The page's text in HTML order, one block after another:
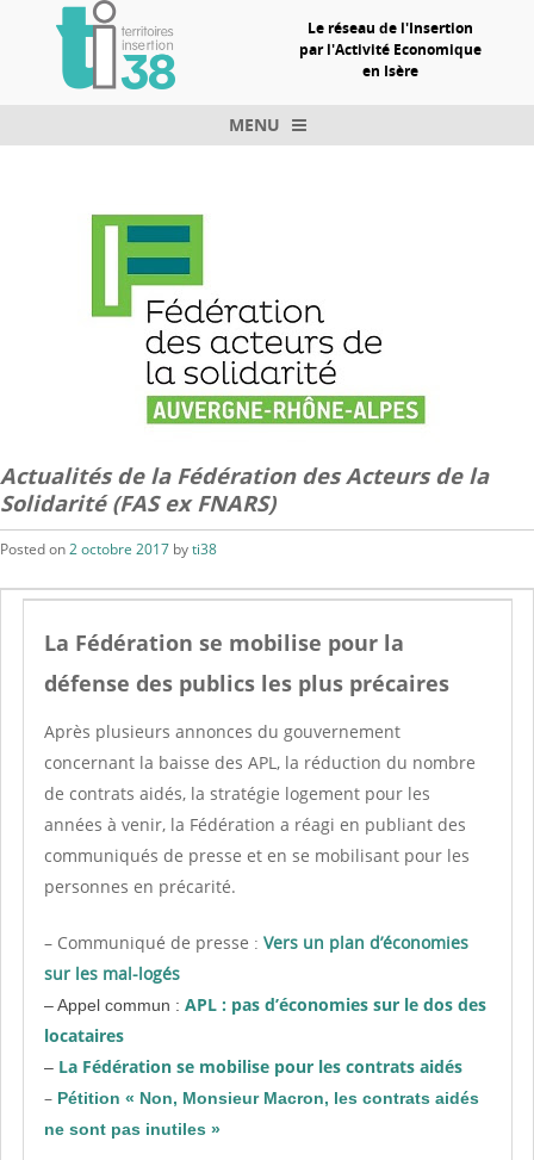
Le réseau de l'Insertion
par l'Activité Economique
en Isère
MENU
Actualités de la Fédération des Acteurs de la
Solidarité (FAS ex FNARS)
Posted on2 octobre 2017 byti38
La Fédération se mobilise pour la
défense des publics les plus précaires
Après plusieurs annonces du gouvernement
concernant la baisse des APL, la réduction du nombre
de contrats aidés, la stratégie logement pour les
années à venir, la Fédération a réagi en publiant des
communiqués de presse et en se mobilisant pour les
personnes en précarité.
– Communiqué de presse : Vers un plan d’économies
sur les mal-logés
– Appel commun : APL : pas d’économies sur le dos des
locataires
– La Fédération se mobilise pour les contrats aidés
– Pétition « Non, Monsieur Macron, les contrats aidés
ne sont pas inutiles »